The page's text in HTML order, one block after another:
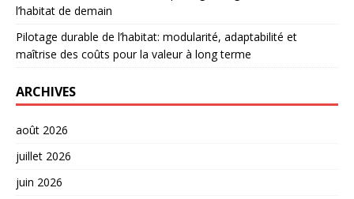
l’habitat de demain
Pilotage durable de l’habitat: modularité, adaptabilité et
maîtrise des coûts pour la valeur à long terme
ARCHIVES
août 2026
juillet 2026
juin 2026